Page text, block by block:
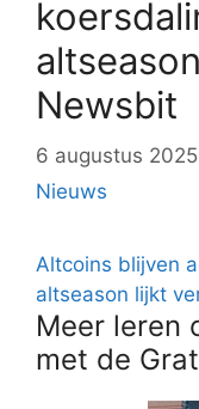
Newsbit
6 augustus 2025
Nieuws
Altcoins blijven
altseason lijkt
Meer leren
met de